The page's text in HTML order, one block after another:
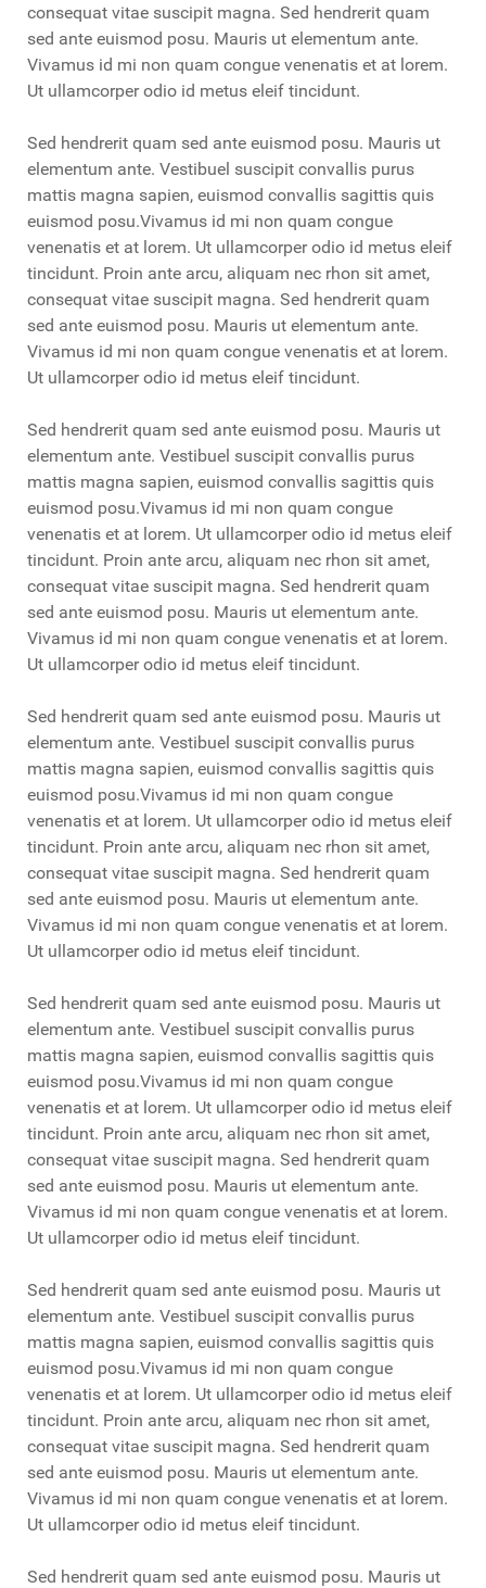
consequat vitae suscipit magna. Sed hendrerit quam
sed ante euismod posu. Mauris ut elementum ante.
Vivamus id mi non quam congue venenatis et at lorem.
Ut ullamcorper odio id metus eleif tincidunt.
Sed hendrerit quam sed ante euismod posu. Mauris ut
elementum ante. Vestibuel suscipit convallis purus
mattis magna sapien, euismod convallis sagittis quis
euismod posu.Vivamus id mi non quam congue
venenatis et at lorem. Ut ullamcorper odio id metus eleif
tincidunt. Proin ante arcu, aliquam nec rhon sit amet,
consequat vitae suscipit magna. Sed hendrerit quam
sed ante euismod posu. Mauris ut elementum ante.
Vivamus id mi non quam congue venenatis et at lorem.
Ut ullamcorper odio id metus eleif tincidunt.
Sed hendrerit quam sed ante euismod posu. Mauris ut
elementum ante. Vestibuel suscipit convallis purus
mattis magna sapien, euismod convallis sagittis quis
euismod posu.Vivamus id mi non quam congue
venenatis et at lorem. Ut ullamcorper odio id metus eleif
tincidunt. Proin ante arcu, aliquam nec rhon sit amet,
consequat vitae suscipit magna. Sed hendrerit quam
sed ante euismod posu. Mauris ut elementum ante.
Vivamus id mi non quam congue venenatis et at lorem.
Ut ullamcorper odio id metus eleif tincidunt.
Sed hendrerit quam sed ante euismod posu. Mauris ut
elementum ante. Vestibuel suscipit convallis purus
mattis magna sapien, euismod convallis sagittis quis
euismod posu.Vivamus id mi non quam congue
venenatis et at lorem. Ut ullamcorper odio id metus eleif
tincidunt. Proin ante arcu, aliquam nec rhon sit amet,
consequat vitae suscipit magna. Sed hendrerit quam
sed ante euismod posu. Mauris ut elementum ante.
Vivamus id mi non quam congue venenatis et at lorem.
Ut ullamcorper odio id metus eleif tincidunt.
Sed hendrerit quam sed ante euismod posu. Mauris ut
elementum ante. Vestibuel suscipit convallis purus
mattis magna sapien, euismod convallis sagittis quis
euismod posu.Vivamus id mi non quam congue
venenatis et at lorem. Ut ullamcorper odio id metus eleif
tincidunt. Proin ante arcu, aliquam nec rhon sit amet,
consequat vitae suscipit magna. Sed hendrerit quam
sed ante euismod posu. Mauris ut elementum ante.
Vivamus id mi non quam congue venenatis et at lorem.
Ut ullamcorper odio id metus eleif tincidunt.
Sed hendrerit quam sed ante euismod posu. Mauris ut
elementum ante. Vestibuel suscipit convallis purus
mattis magna sapien, euismod convallis sagittis quis
euismod posu.Vivamus id mi non quam congue
venenatis et at lorem. Ut ullamcorper odio id metus eleif
tincidunt. Proin ante arcu, aliquam nec rhon sit amet,
consequat vitae suscipit magna. Sed hendrerit quam
sed ante euismod posu. Mauris ut elementum ante.
Vivamus id mi non quam congue venenatis et at lorem.
Ut ullamcorper odio id metus eleif tincidunt.
Sed hendrerit quam sed ante euismod posu. Mauris ut